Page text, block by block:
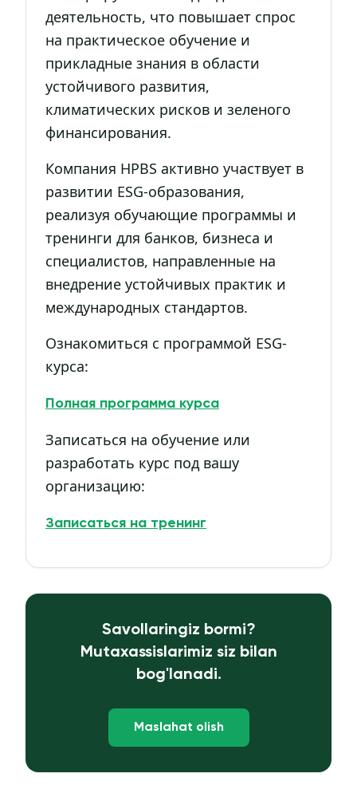
деятельность, что повышает спрос
на практическое обучение и
прикладные знания в области
устойчивого развития,
климатических рисков и зеленого
финансирования.
Компания HPBS активно участвует в
развитии ESG-образования,
реализуя обучающие программы и
тренинги для банков, бизнеса и
специалистов, направленные на
внедрение устойчивых практик и
международных стандартов.
Ознакомиться с программой ESG-
курса:
Полная программа курса
Записаться на обучение или
разработать курс под вашу
организацию:
Записаться на тренинг
Savollaringiz bormi?
Mutaxassislarimiz siz bilan
bog'lanadi.
Maslahat olish